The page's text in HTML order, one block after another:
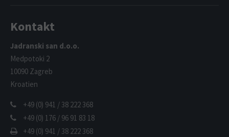
Kontakt
Jadranski san d.o.o.
Medpotoki 2
10090 Zagreb
Kroatien
+49 (0) 941 / 38 222 368
+49 (0) 176 / 96 91 83 18
+49 (0) 941 / 38 222 368